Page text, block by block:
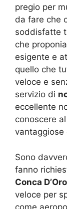
pregio per
da fare che
soddisfatte
che
esigente e
quello che
veloce e
servizio di
eccellente
conoscere
vantaggiose
Sono
fanno
Conca D’Oro
veloce per
come